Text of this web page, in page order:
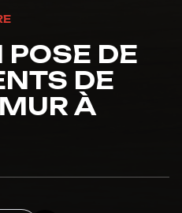
POSE DE
DE
À